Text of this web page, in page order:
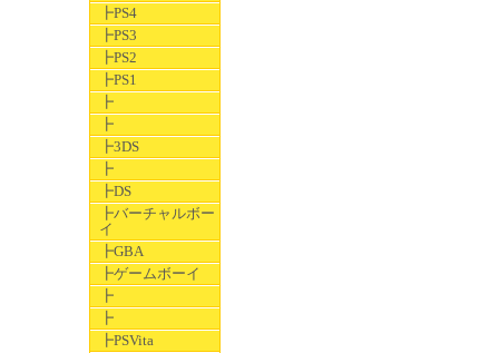
┣PS4
┣PS3
┣PS2
┣PS1
┣
┣
┣3DS
┣
┣DS
┣バーチャルボー
イ
┣GBA
┣ゲームボーイ
┣
┣
┣PSVita